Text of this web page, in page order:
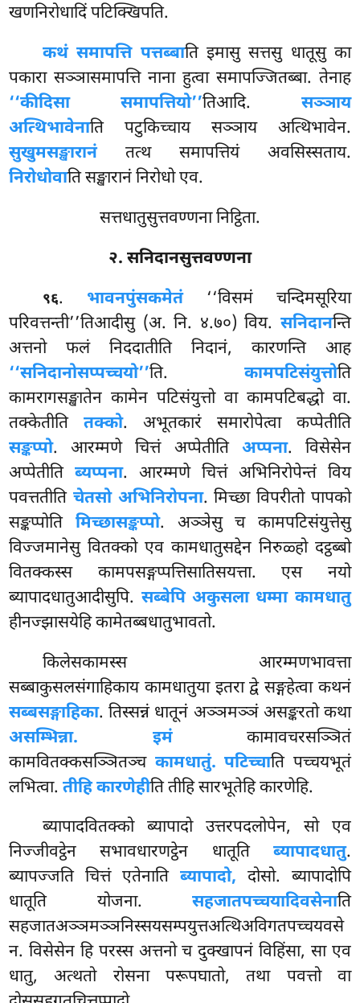
खणनिरोधादिं पटिक्खिपति.
कथं समापत्ति पत्तब्बाति इमासु सत्तसु धातूसु का
पकारा सञ्ञासमापत्ति नाना हुत्वा समापज्जितब्बा. तेनाह
‘‘कीदिसा समापत्तियो’’तिआदि. सञ्ञाय
अत्थिभावेनाति पटुकिच्चाय सञ्ञाय अत्थिभावेन.
सुखुमसङ्खारानंतत्थ समापत्तियं अवसिस्सताय.
निरोधोवाति सङ्खारानं निरोधो एव.
सत्तधातुसुत्तवण्णना निट्ठिता.
२. सनिदानसुत्तवण्णना
९६. भावनपुंसकमेतं‘‘विसमं चन्दिमसूरिया
परिवत्तन्ती’’तिआदीसु (अ. नि. ४.७०) विय. सनिदानन्ति
अत्तनो फलं निददातीति निदानं, कारणन्ति आह
‘‘सनिदानोसप्पच्चयो’’ति. कामपटिसंयुत्तोति
कामरागसङ्खातेन कामेन पटिसंयुत्तो वा कामपटिबद्धो वा.
तक्केतीतितक्को. अभूतकारं समारोपेत्वा कप्पेतीति
सङ्कप्पो. आरम्मणे चित्तं अप्पेतीति अप्पना. विसेसेन
अप्पेतीतिब्यप्पना. आरम्मणे चित्तं अभिनिरोपेन्तं विय
पवत्ततीति चेतसो अभिनिरोपना. मिच्छा विपरीतो पापको
सङ्कप्पोति मिच्छासङ्कप्पो. अञ्ञेसु च कामपटिसंयुत्तेसु
विज्जमानेसु वितक्को एव कामधातुसद्देन निरुळ्हो दट्ठब्बो
वितक्कस्स कामपसङ्गप्पत्तिसातिसयत्ता. एस नयो
ब्यापादधातुआदीसुपि. सब्बेपि अकुसला धम्मा कामधातु
हीनज्झासयेहि कामेतब्बधातुभावतो.
किलेसकामस्स आरम्मणभावत्ता
सब्बाकुसलसंगाहिकाय कामधातुया इतरा द्वे सङ्गहेत्वा कथनं
सब्बसङ्गाहिका. तिस्सन्नं धातूनं अञ्ञमञ्ञं असङ्करतो कथा
असम्भिन्ना. इमंकामावचरसञ्ञितं
कामवितक्कसञ्ञितञ्च कामधातुं. पटिच्चाति पच्चयभूतं
लभित्वा.तीहि कारणेहीति तीहि सारभूतेहि कारणेहि.
ब्यापादवितक्को ब्यापादो उत्तरपदलोपेन, सो एव
निज्जीवट्ठेन सभावधारणट्ठेन धातूति ब्यापादधातु.
ब्यापज्जति चित्तं एतेनाति ब्यापादो, दोसो. ब्यापादोपि
धातूति योजना. सहजातपच्चयादिवसेनाति
सहजातअञ्ञमञ्ञनिस्सयसम्पयुत्तअत्थिअविगतपच्चयवसे
न. विसेसेन हि परस्स अत्तनो च दुक्खापनं विहिंसा, सा एव
धातु, अत्थतो रोसना परूपघातो, तथा पवत्तो वा